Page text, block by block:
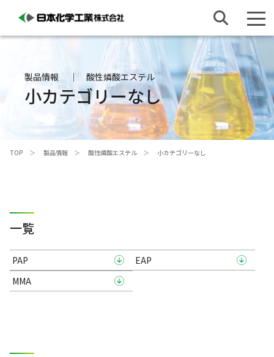
製品情報 酸性燐酸エステル
小カテゴリーなし
TOP 製品情報 酸性燐酸エステル 小カテゴリーなし
一覧
PAP
EAP
MMA